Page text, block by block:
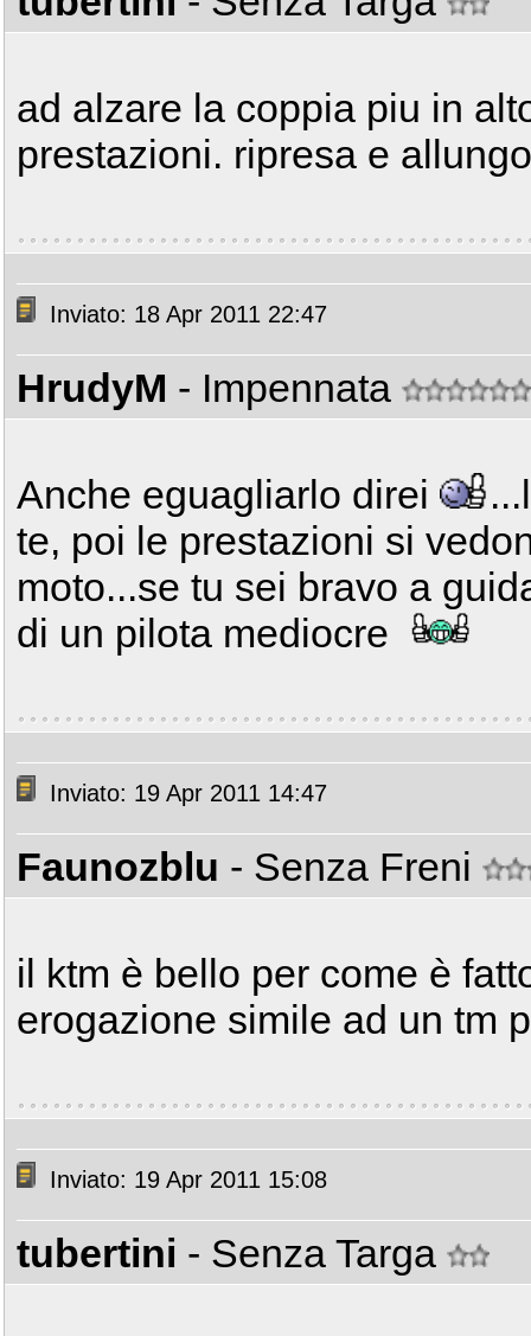
ad alzare la coppia piu in
prestazioni. ripresa e
Inviato: 18 Apr 2011 22:47
HrudyM - Impennata
Anche eguagliarlo direi
te, poi le prestazioni si
moto...se tu sei bravo a
di un pilota mediocre
Inviato: 19 Apr 2011 14:47
Faunozblu - Senza Freni
il ktm è bello per come è
erogazione simile ad un tm
Inviato: 19 Apr 2011 15:08
tubertini - Senza Targa